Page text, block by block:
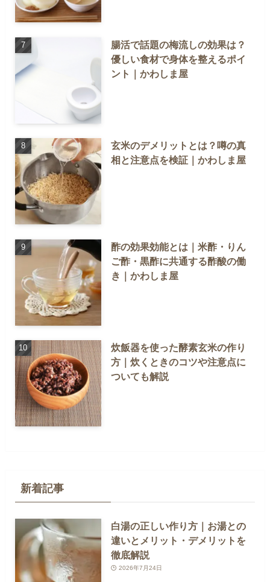
腸活で話題の梅流しの効果は？
優しい食材で身体を整えるポイ
ント｜かわしま屋
玄米のデメリットとは？噂の真
相と注意点を検証｜かわしま屋
酢の効果効能とは｜米酢・りん
ご酢・黒酢に共通する酢酸の働
き｜かわしま屋
炊飯器を使った酵素玄米の作り
方｜炊くときのコツや注意点に
ついても解説
新着記事
白湯の正しい作り方｜お湯との
違いとメリット・デメリットを
徹底解説
2026年7月24日